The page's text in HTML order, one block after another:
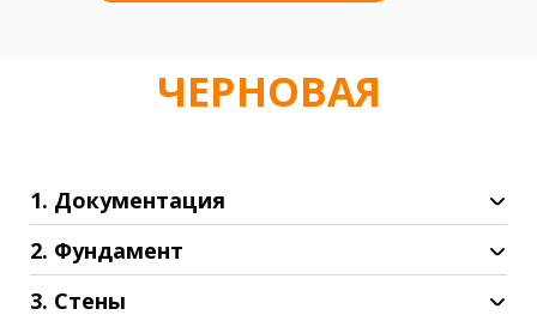
ЧЕРНОВАЯ
1. Документация
Подготовка генплана.
Отчет по геологии.
Проектная документация.
2. Фундамент
3. Стены